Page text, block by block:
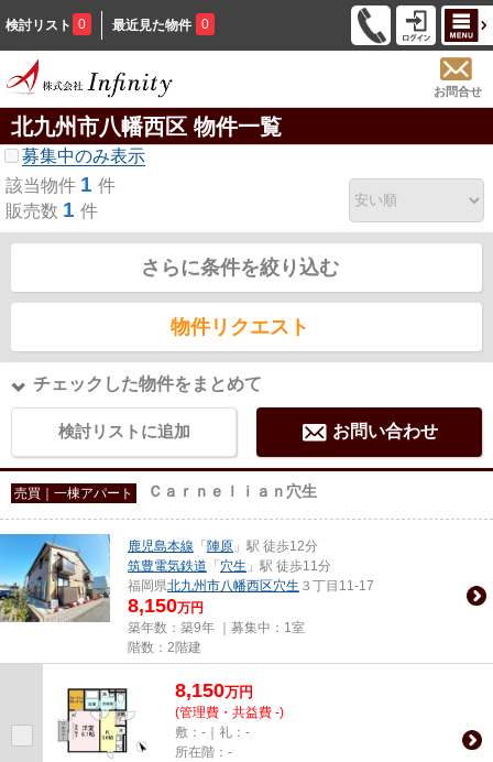
検討リスト 0 最近見た物件 0
お問合せ
北九州市八幡西区 物件一覧
募集中のみ表示
該当物件 1 件
販売数 1 件
さらに条件を絞り込む
物件リクエスト
チェックした物件をまとめて
検討リストに追加 お問い合わせ
売買｜一棟アパート Ｃａｒｎｅｌｉａｎ穴生
鹿児島本線 「 陣原 」駅 徒歩12分
筑豊電気鉄道 「 穴生 」駅 徒歩11分
福岡県北九州市八幡西区穴生 ３丁目11-17
8,150万円
築年数：築9年 ｜募集中： 1室
階数：2階建
8,150万円
(管理費・共益費 -)
敷：-｜礼：-
所在階：-